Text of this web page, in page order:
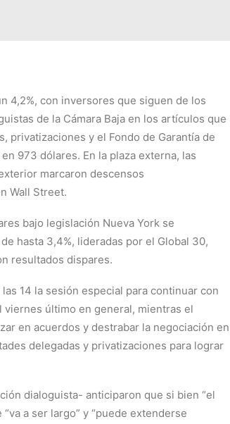
4,2%, con inversores que siguen de los
de la Cámara Baja en los artículos que
privatizaciones y el Fondo de Garantía de
973 dólares. En la plaza externa, las
marcaron descensos
Wall Street.
bajo legislación Nueva York se
hasta 3,4%, lideradas por el Global 30,
resultados dispares.
las 14 la sesión especial para continuar con
viernes último en general, mientras el
en acuerdos y destrabar la negociación en
delegadas y privatizaciones para lograr
dialoguista- anticiparon que si bien “el
a ser largo” y “puede extenderse